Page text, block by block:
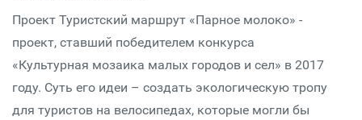
Проект Туристский маршрут «Парное молоко» -
проект, ставший победителем конкурса
«Культурная мозаика малых городов и сел» в 2017
году. Суть его идеи – создать экологическую тропу
для туристов на велосипедах, которые могли бы